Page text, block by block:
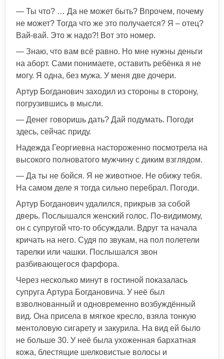
— Ты что? … Да не может быть? Впрочем, почему
не может? Тогда что же это получается? Я – отец?
Вай-вай. Это ж надо?! Вот это номер.
— Знаю, что вам всё равно. Но мне нужны деньги
на аборт. Сами понимаете, оставить ребёнка я не
могу. Я одна, без мужа. У меня две дочери.
Артур Богданович заходил из стороны в сторону,
погрузившись в мысли.
— Денег говоришь дать? Дай подумать. Погоди
здесь, сейчас приду.
Надежда Георгиевна настороженно посмотрела на
высокого полноватого мужчину с диким взглядом.
— Да ты не бойся. Я не животное. Не обижу тебя.
На самом деле я тогда сильно перебрал. Погоди.
Артур Богданович удалился, прикрыв за собой
дверь. Послышался женский голос. По-видимому,
он с супругой что-то обсуждали. Вдруг та начала
кричать на него. Судя по звукам, на пол полетели
тарелки или чашки. Послышался звон
разбивающегося фарфора.
Через несколько минут в гостиной показалась
супруга Артура Богдановича. У неё был
взволнованный и одновременно возбуждённый
вид. Она присела в мягкое кресло, взяла тонкую
ментоловую сигарету и закурила. На вид ей было
не больше 30. У неё была ухоженная бархатная
кожа, блестящие шелковистые волосы и